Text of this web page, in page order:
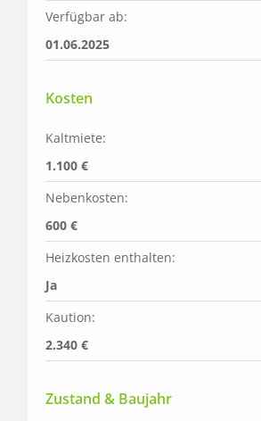
Verfügbar ab:
01.06.2025
Kosten
Kaltmiete:
1.100 €
Nebenkosten:
600 €
Heizkosten enthalten:
Ja
Kaution:
2.340 €
Zustand & Baujahr